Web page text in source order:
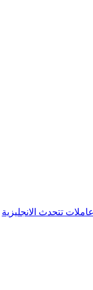
عاملات تتحدث الانجليزية